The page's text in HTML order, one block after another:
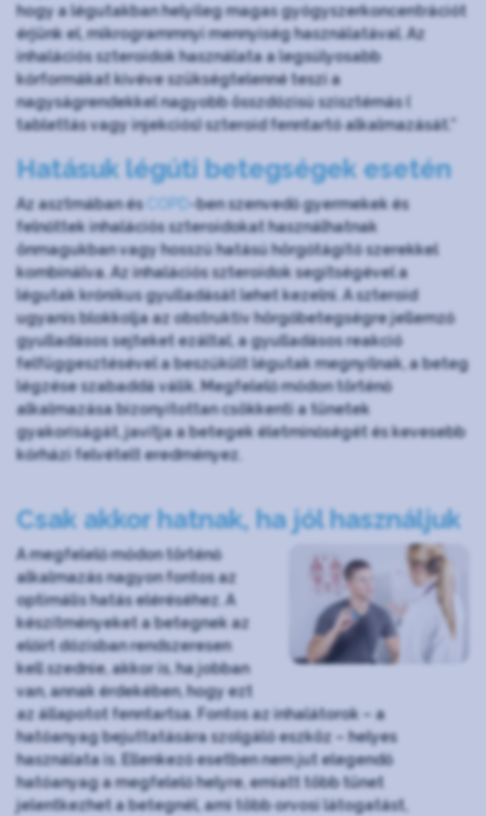
hogy a légutakban helyileg magas gyógyszerkoncentrációt
érjünk el, mikrogrammnyi mennyiség használatával. Az
inhalációs szteroidok használata a legsúlyosabb
kórformákat kivéve szükségtelenné teszi a
nagyságrendekkel nagyobb összdózisú szisztémás (
tablettás vagy injekciós) szteroid fenntartó alkalmazását.”
Hatásuk légúti betegségek esetén
Az asztmában és COPD-ben szenvedő gyermekek és
felnőttek inhalációs szteroidokat használhatnak
önmagukban vagy hosszú hatású hörgőtágító szerekkel
kombinálva. Az inhalációs szteroidok segítségével a
légutak krónikus gyulladását lehet kezelni. A szteroid
ugyanis blokkolja az obstruktiv hörgőbetegségre jellemző
gyulladásos sejteket ezáltal, a gyulladásos reakció
felfüggesztésével a beszűkült légutak megnyílnak, a beteg
légzése szabaddá válik. Megfelelő módon történő
alkalmazása bizonyítottan csökkenti a tünetek
gyakoriságát, javítja a betegek életminőségét és kevesebb
kórházi felvételt eredményez.
Csak akkor hatnak, ha jól használjuk
A megfelelő módon történő
alkalmazás nagyon fontos az
optimális hatás eléréséhez. A
készítményeket a betegnek az
előírt dózisban rendszeresen
kell szednie, akkor is, ha jobban
van, annak érdekében, hogy ezt
az állapotot fenntartsa. Fontos az inhalátorok – a
hatóanyag bejuttatására szolgáló eszköz – helyes
használata is. Ellenkező esetben nem jut elegendő
hatóanyag a megfelelő helyre, emiatt több tünet
jelentkezhet a betegnél, ami több orvosi látogatást,